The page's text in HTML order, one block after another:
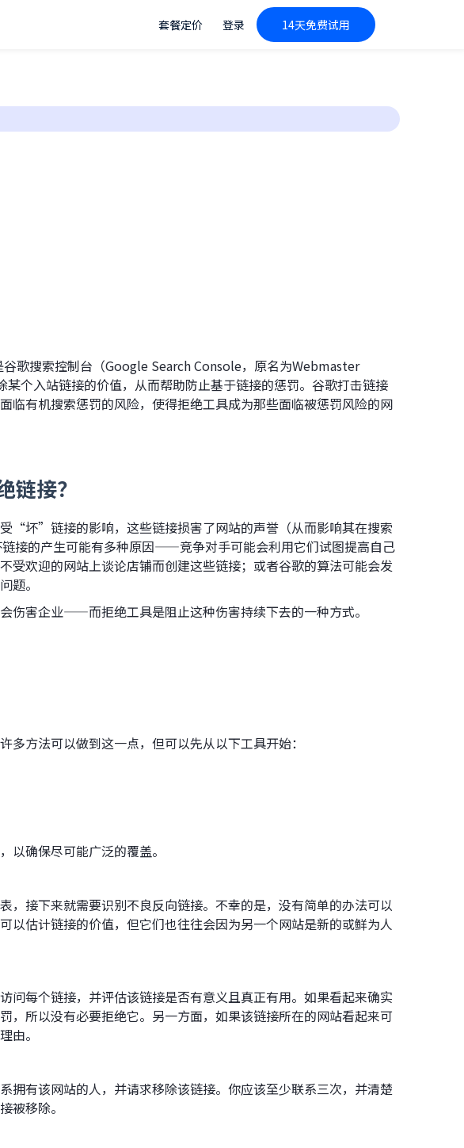
套餐定价 登录 14天免费试用
歌搜索控制台（Google Search Console，原名为Webmaster
个入站链接的价值，从而帮助防止基于链接的惩罚。谷歌打击链接
临有机搜索惩罚的风险，使得拒绝工具成为那些面临被惩罚风险的网
链接？
“坏”链接的影响，这些链接损害了网站的声誉（从而影响其在搜索
接的产生可能有多种原因——竞争对手可能会利用它们试图提高自己
受欢迎的网站上谈论店铺而创建这些链接；或者谷歌的算法可能会发
题。
伤害企业——而拒绝工具是阻止这种伤害持续下去的一种方式。
多方法可以做到这一点，但可以先从以下工具开始：
以确保尽可能广泛的覆盖。
，接下来就需要识别不良反向链接。不幸的是，没有简单的办法可以
估计链接的价值，但它们也往往会因为另一个网站是新的或鲜为人
问每个链接，并评估该链接是否有意义且真正有用。如果看起来确实
，所以没有必要拒绝它。另一方面，如果该链接所在的网站看起来可
由。
拥有该网站的人，并请求移除该链接。你应该至少联系三次，并清楚
被移除。